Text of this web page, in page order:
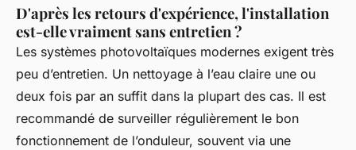
D'après les retours d'expérience, l'installation
est-elle vraiment sans entretien ?
Les systèmes photovoltaïques modernes exigent très
peu d’entretien. Un nettoyage à l’eau claire une ou
deux fois par an suffit dans la plupart des cas. Il est
recommandé de surveiller régulièrement le bon
fonctionnement de l’onduleur, souvent via une